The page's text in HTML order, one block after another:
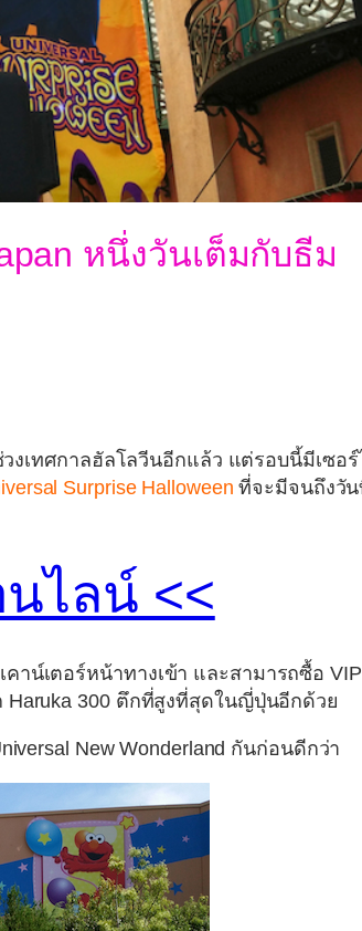
หนึ่งวันเต็มกับธีม
งเทศกาลฮัลโลวีนอีกแล้ว แต่รอบนี้มีเซอร์
Surprise Halloween ที่จะมีจนถึงวั
ไลน์ <<
าน์เตอร์หน้าทางเข้า และสามารถซื้อ VIP
Haruka 300 ตึกที่สูงที่สุดในญี่ปุ่นอีกด้วย
New Wonderland กันก่อนดีกว่า